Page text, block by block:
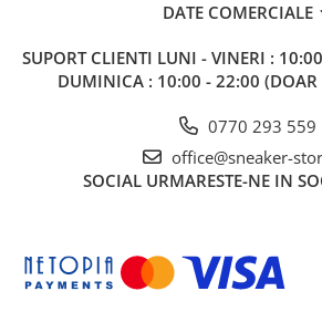
DATE COMERCIALE
SUPORT CLIENTI LUNI - VINERI :
DUMINICA : 10:00 - 22:00
0770 293 559
office@sneaker-
SOCIAL URMARESTE-NE IN